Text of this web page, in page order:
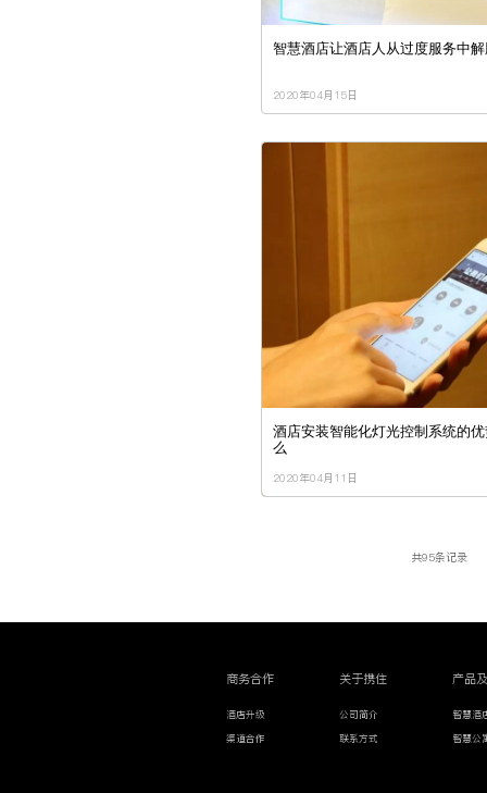
智慧酒店让酒店人从过度服务中
2020年04月15日
酒店安装智能化灯光控制系统的
么
2020年04月11日
共95条记录
商务合作
酒店升级
渠道合作
关于携住
公司简介
联系方式
产品
智慧酒
智慧公